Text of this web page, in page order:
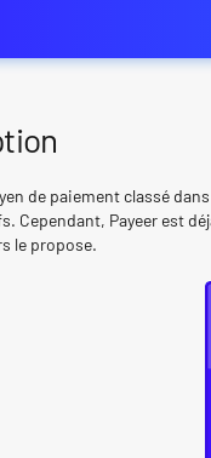
de paiement classé
Cependant, Payeer est
le propose.